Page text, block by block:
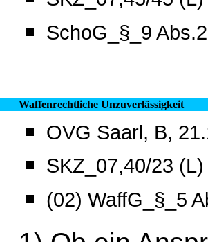
SchoG_§_9
Waffenrechtliche Unzuverlässigkeit
OVG Saarl, B,
SKZ_07,40/23
(02) WaffG_§_5